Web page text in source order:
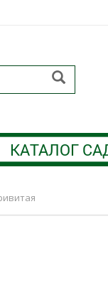
КАТАЛОГ